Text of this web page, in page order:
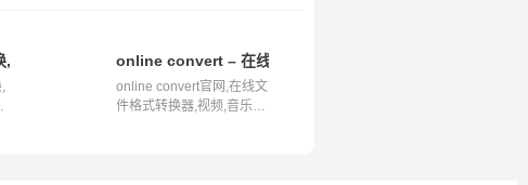
线文件转换工具,支持超过200种文件格式
online convert – 在线文件转换器,视频,音乐,图片,文档
online convert官网,在线文
件格式转换器,视频,音乐,